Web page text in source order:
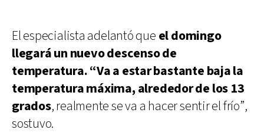
El especialista adelantó que el domingo
llegará un nuevo descenso de
temperatura. “Va a estar bastante baja la
temperatura máxima, alrededor de los 13
grados, realmente se va a hacer sentir el frío”,
sostuvo.